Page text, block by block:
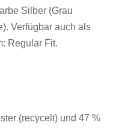
Silber (Grau
Verfügbar auch als
Regular Fit.
(recycelt) und 47 %